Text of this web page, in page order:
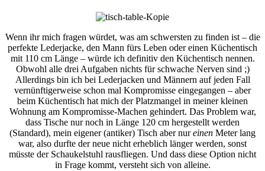
Wenn ihr mich fragen würdet, was am schwersten zu finden ist – die
perfekte Lederjacke, den Mann fürs Leben oder einen Küchentisch
mit 110 cm Länge – würde ich definitiv den Küchentisch nennen.
Obwohl alle drei Aufgaben nichts für schwache Nerven sind ;)
Allerdings bin ich bei Lederjacken und Männern auf jeden Fall
vernünftigerweise schon mal Kompromisse eingegangen – aber
beim Küchentisch hat mich der Platzmangel in meiner kleinen
Wohnung am Kompromisse-Machen gehindert. Das Problem war,
dass Tische nur noch in Länge 120 cm hergestellt werden
(Standard), mein eigener (antiker) Tisch aber nureinen Meter lang
war, also durfte der neue nicht erheblich länger werden, sonst
müsste der Schaukelstuhl rausfliegen. Und dass diese Option nicht
in Frage kommt, versteht sich von alleine.